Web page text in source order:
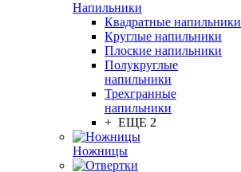
Напильники
Квадратные напильники
Круглые напильники
Плоские напильники
Полукруглые
напильники
Трехгранные
напильники
+ ЕЩЕ 2
Ножницы